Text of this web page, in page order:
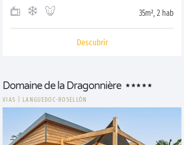
35m², 2 hab
Descubrir
Domaine de la Dragonnière
VIAS LANGUEDOC-ROSELLÓN